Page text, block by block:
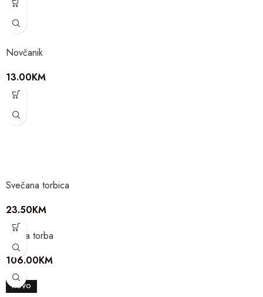
Novčanik
13.00KM
Svečana torbica
23.50KM
Kožna torba
106.00KM
NOVO